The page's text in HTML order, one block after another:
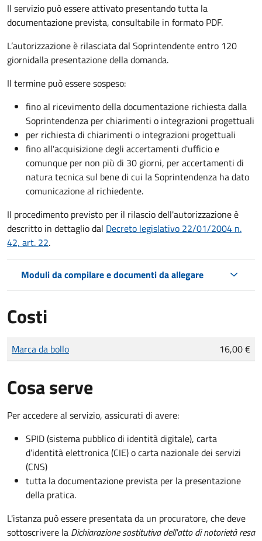
Il servizio può essere attivato presentando tutta la
documentazione prevista, consultabile in formato PDF.
L’autorizzazione è rilasciata dal Soprintendente entro 120
giornidalla presentazione della domanda.
Il termine può essere sospeso:
fino al ricevimento della documentazione richiesta dalla
Soprintendenza per chiarimenti o integrazioni progettuali
per richiesta di chiarimenti o integrazioni progettuali
fino all'acquisizione degli accertamenti d'ufficio e
comunque per non più di 30 giorni, per accertamenti di
natura tecnica sul bene di cui la Soprintendenza ha dato
comunicazione al richiedente.
Il procedimento previsto per il rilascio dell'autorizzazione è
descritto in dettaglio dal Decreto legislativo 22/01/2004 n.
42, art. 22.
Moduli da compilare e documenti da allegare
Costi
Tipo di pagamento
Importo
Marca da bollo 16,00 €
Cosa serve
Per accedere al servizio, assicurati di avere:
SPID (sistema pubblico di identità digitale), carta
d’identità elettronica (CIE) o carta nazionale dei servizi
(CNS)
tutta la documentazione prevista per la presentazione
della pratica.
L'istanza può essere presentata da un procuratore, che deve
sottoscrivere la Dichiarazione sostitutiva dell'atto di notorietà resa